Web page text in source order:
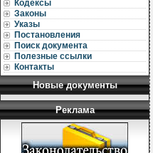
Кодексы
Законы
Указы
Постановления
Поиск документа
Полезные ссылки
Контакты
Новые документы
Реклама